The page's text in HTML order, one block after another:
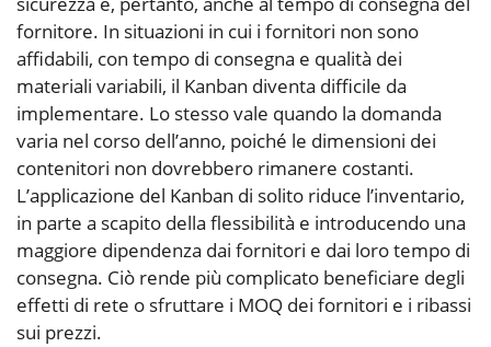
fornitore. In situazioni in cui i fornitori non sono
affidabili, con tempo di consegna e qualità dei
materiali variabili, il Kanban diventa difficile da
implementare. Lo stesso vale quando la domanda
varia nel corso dell’anno, poiché le dimensioni dei
contenitori non dovrebbero rimanere costanti.
L’applicazione del Kanban di solito riduce l’inventario,
in parte a scapito della flessibilità e introducendo una
maggiore dipendenza dai fornitori e dai loro tempo di
consegna. Ciò rende più complicato beneficiare degli
effetti di rete o sfruttare i MOQ dei fornitori e i ribassi
sui prezzi.